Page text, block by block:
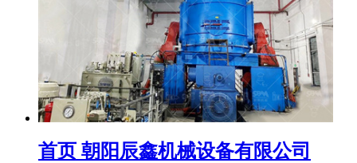
首页 朝阳辰鑫机械设备有限公司